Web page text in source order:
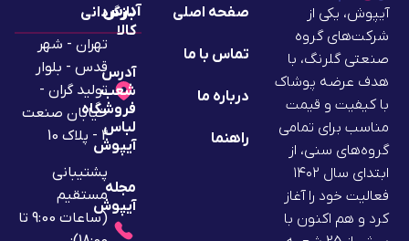
آیپوش، یکی از
شرکت‌های گروه
صنعتی گلرنگ، با
هدف عرضه پوشاک
با کیفیت و قیمت
مناسب برای تمامی
گروه‌های سنی، از
ابتدای سال ۱۴۰۲
فعالیت خود را آغاز
کرد و هم اکنون با
صفحه اصلی
تماس با ما
درباره ما
راهنما
بازگردانی
کالا
آدرس
شعب
فروشگاه
لباس
آیپوش
مجله
آیپوش
تهران - شهر
قدس - بلوار
تولید گران -
خیابان صنعت
2 - پلاک 10
پشتیبانی
مستقیم
(ساعات 9:00 تا
آدرس